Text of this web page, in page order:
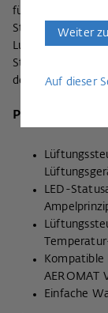
für große Räume
Steuereinheit
Luftleistung an.
Status,
dem Mastergerät
Produktvorteile
LED-
Kompatible
AEROMAT
Einfache
Weiter zu
Auf dieser